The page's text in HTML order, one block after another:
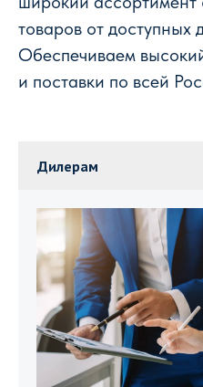
товаров от доступных
Обеспечиваем
и поставки по всей